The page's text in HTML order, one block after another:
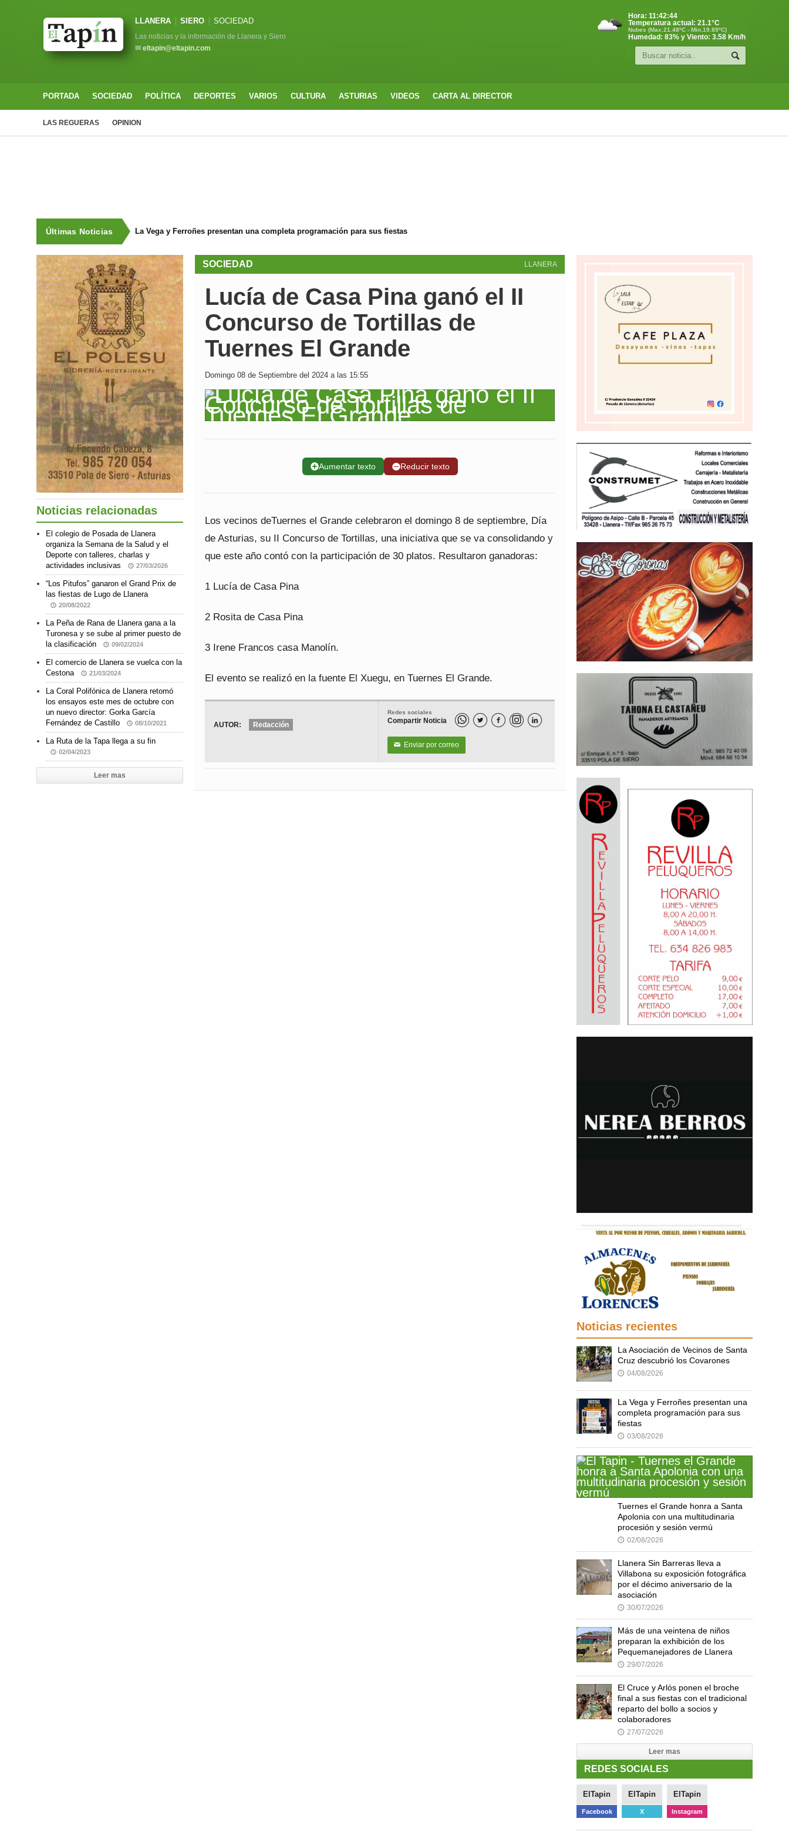
LLANERA SIERO SOCIEDAD
Las noticias y la información de Llanera y Siero
✉ eltapin@eltapin.com
Hora: 11:42:45
Temperatura actual: 21.1°C
Nubes (Max.21.48ºC - Min.19.89ºC)
Humedad: 83% y Viento: 3.58 Km/h
PORTADA SOCIEDAD POLÍTICA DEPORTES VARIOS CULTURA ASTURIAS VIDEOS CARTA AL DIRECTOR
LAS REGUERAS OPINION
Últimas Noticias La Vega y Ferroñes presentan una completa programación para sus fiestas
LLANERA
SOCIEDAD
Lucía de Casa Pina ganó el II
Concurso de Tortillas de
Tuernes El Grande
Domingo 08 de Septiembre del 2024 a las 15:55
➕Aumentar texto ➖Reducir texto
Los vecinos deTuernes el Grande celebraron el domingo 8 de septiembre, Día
de Asturias, su II Concurso de Tortillas, una iniciativa que se va consolidando y
que este año contó con la participación de 30 platos. Resultaron ganadoras:
1 Lucía de Casa Pina
2 Rosita de Casa Pina
3 Irene Francos casa Manolín.
El evento se realizó en la fuente El Xuegu, en Tuernes El Grande.
Redes sociales
Compartir Noticia   
✉ Enviar por correo
AUTOR: Redacción
Noticias relacionadas
El colegio de Posada de Llanera
organiza la Semana de la Salud y el
Deporte con talleres, charlas y
actividades inclusivas
27/03/2026
“Los Pitufos” ganaron el Grand Prix de
las fiestas de Lugo de Llanera
20/08/2022
La Peña de Rana de Llanera gana a la
Turonesa y se sube al primer puesto de
la clasificación
09/02/2024
El comercio de Llanera se vuelca con la
Cestona
21/03/2024
La Coral Polifónica de Llanera retomó
los ensayos este mes de octubre con
un nuevo director: Gorka García
Fernández de Castillo
08/10/2021
La Ruta de la Tapa llega a su fin
02/04/2023
Leer mas
Noticias recientes
La Asociación de Vecinos de Santa
Cruz descubrió los Covarones
🕔 04/08/2026
La Vega y Ferroñes presentan una
completa programación para sus
fiestas
🕔 03/08/2026
Tuernes el Grande honra a Santa
Apolonia con una multitudinaria
procesión y sesión vermú
🕔 02/08/2026
Llanera Sin Barreras lleva a
Villabona su exposición fotográfica
por el décimo aniversario de la
asociación
🕔 30/07/2026
Más de una veintena de niños
preparan la exhibición de los
Pequemanejadores de Llanera
🕔 29/07/2026
El Cruce y Arlós ponen el broche
final a sus fiestas con el tradicional
reparto del bollo a socios y
colaboradores
🕔 27/07/2026
Leer mas
REDES SOCIALES
ElTapin
Facebook
ElTapin
X
ElTapin
Instagram